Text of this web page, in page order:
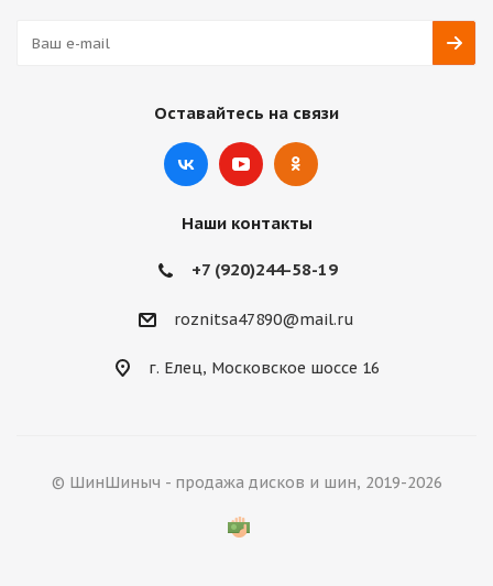
Оставайтесь на связи
Наши контакты
+7 (920)244-58-19
roznitsa47890@mail.ru
г. Елец, Московское шоссе 16
© ШинШиныч - продажа дисков и шин, 2019-2026